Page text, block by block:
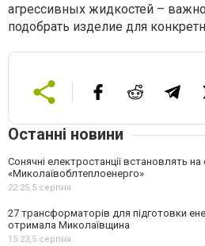
агрессивных жидкостей –
подобрать изделие для
Останні новини
Сонячні електростанції встановлять на
«Миколаївоблтеплоенерго»
22:25,5 серпня
27 трансформаторів для підготовки
отримала Миколаївщина
15:23,5 серпня